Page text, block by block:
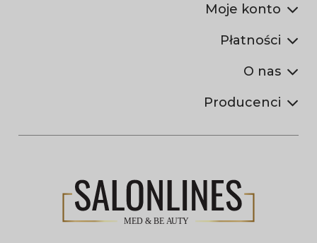
Moje konto
Płatności
O nas
Producenci